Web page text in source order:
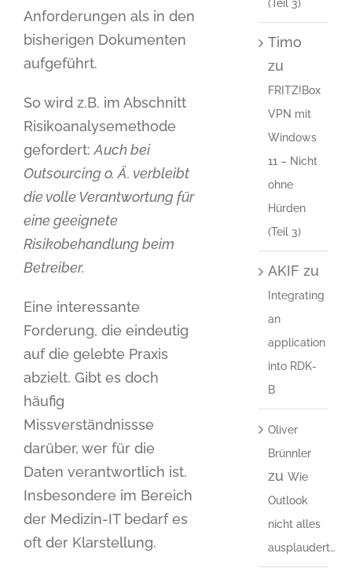
Anforderungen als in den
bisherigen Dokumenten
aufgeführt.
So wird z.B. im Abschnitt
Risikoanalysemethode
gefordert: Auch bei
Outsourcing o. Ä. verbleibt
die volle Verantwortung für
eine geeignete
Risikobehandlung beim
Betreiber.
Eine interessante
Forderung, die eindeutig
auf die gelebte Praxis
abzielt. Gibt es doch
häufig
Missverständnissse
darüber, wer für die
Daten verantwortlich ist.
Insbesondere im Bereich
der Medizin-IT bedarf es
oft der Klarstellung.
(Teil 3)
Timo
zu
FRITZ!Box
VPN mit
Windows
11 – Nicht
ohne
Hürden
(Teil 3)
AKIF zu
Integrating
an
application
into RDK-
B
Oliver
Brünnler
zu Wie
Outlook
nicht alles
ausplaudert…